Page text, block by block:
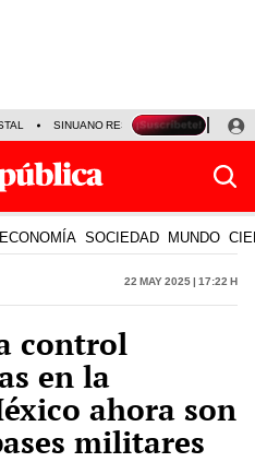
SINUANO RESULTADOS HOY
ECONOMÍA SOCIEDAD MUNDO
22 May 2025 | 17:22 h
control
en la
ahora son
militares